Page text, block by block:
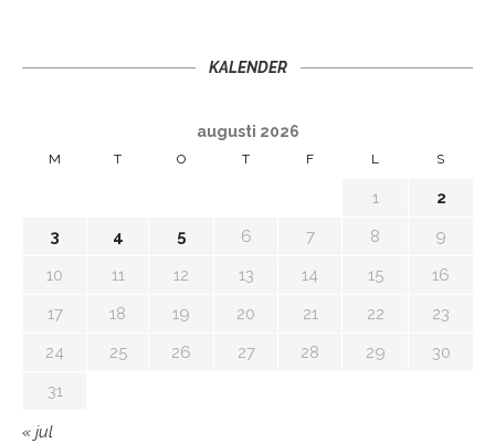
KALENDER
augusti 2026
M T O T F L S
1
2
3
4 5 6 7 8
9
10
11 12 13 14 15
16
17
18 19 20 21 22
23
24
25 26 27 28 29
30
31
« jul